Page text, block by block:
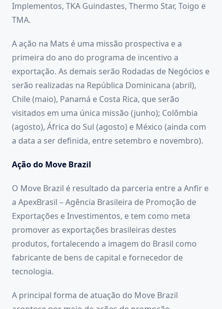
Implementos, TKA Guindastes, Thermo Star, Toigo e
TMA.
A ação na Mats é uma missão prospectiva e a
primeira do ano do programa de incentivo a
exportação. As demais serão Rodadas de Negócios e
serão realizadas na República Dominicana (abril),
Chile (maio), Panamá e Costa Rica, que serão
visitados em uma única missão (junho); Colômbia
(agosto), África do Sul (agosto) e México (ainda com
a data a ser definida, entre setembro e novembro).
Ação do Move Brazil
O Move Brazil é resultado da parceria entre a Anfir e
a ApexBrasil – Agência Brasileira de Promoção de
Exportações e Investimentos, e tem como meta
promover as exportações brasileiras destes
produtos, fortalecendo a imagem do Brasil como
fabricante de bens de capital e fornecedor de
tecnologia.
A principal forma de atuação do Move Brazil